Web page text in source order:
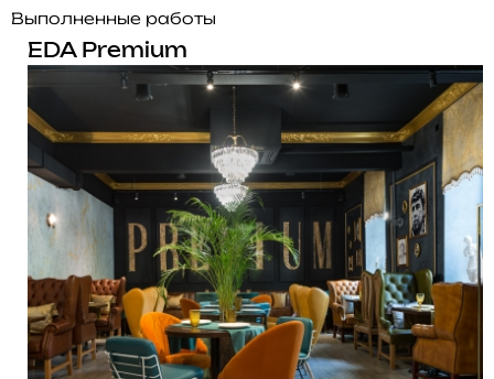
Выполненные работы
EDA Premium